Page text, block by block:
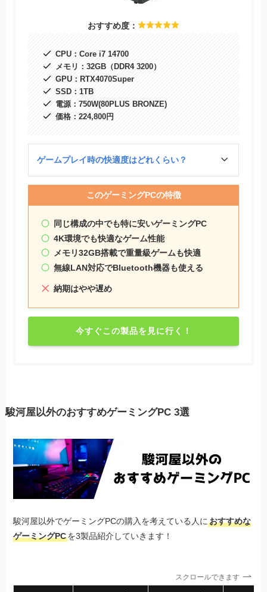
おすすめ度：
CPU：Core i7 14700
メモリ：32GB（DDR4 3200）
GPU：RTX4070Super
SSD：1TB
電源：750W(80PLUS BRONZE)
価格：224,800円
ゲームプレイ時の快適度はどれくらい？
このゲーミングPCの特徴
同じ構成の中でも特に安いゲーミングPC
4K環境でも快適なゲーム性能
メモリ32GB搭載で重量級ゲームも快適
無線LAN対応でBluetooth機器も使える
納期はやや遅め
今すぐこの製品を見に行く！
駿河屋以外のおすすめゲーミングPC 3選
駿河屋以外でゲーミングPCの購入を考えている人におすすめな
ゲーミングPCを3製品紹介していきます！
スクロールできます